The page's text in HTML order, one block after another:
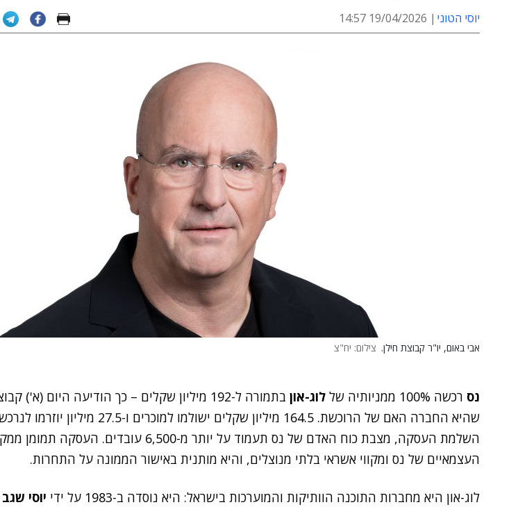
יוסי הטוני 19/04/2026 14:57
אבי באום, יו"ר קבוצת חילן. צילום: יח"צ
נס רכשה 100% ממניותיה של לוג-און בתמורה ל-192 מיליון שקלים – כך הודיעה היום (א') קבוצת
שהיא החברה האם של הרוכשת. 164.5 מיליון שקלים ישולמו למוכרים
השלמת העסקה, מצבת כוח האדם של נס תעמוד על יותר מ-6,500 עובדים.
העצמאיים של נס ומקווי אשראי בלתי מנוצלים, והיא מותנית באישור הממונה על התחרות.
לוג-און היא מחברות התוכנה הוותיקות והמוערכות בישראל: היא נוסדה ב-1983 על ידי יוסי שגב